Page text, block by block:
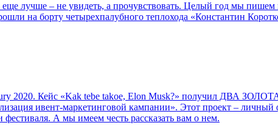
лучше – не увидеть, а прочувствовать. Целый год мы
на борту четырехпалубного теплохода «Константин
2020. Кейс «Kak tebe takoe, Elon Musk?» получил ДВА
ивент-маркетинговой кампании». Этот проект – личный
А мы имеем честь рассказать вам о нем.